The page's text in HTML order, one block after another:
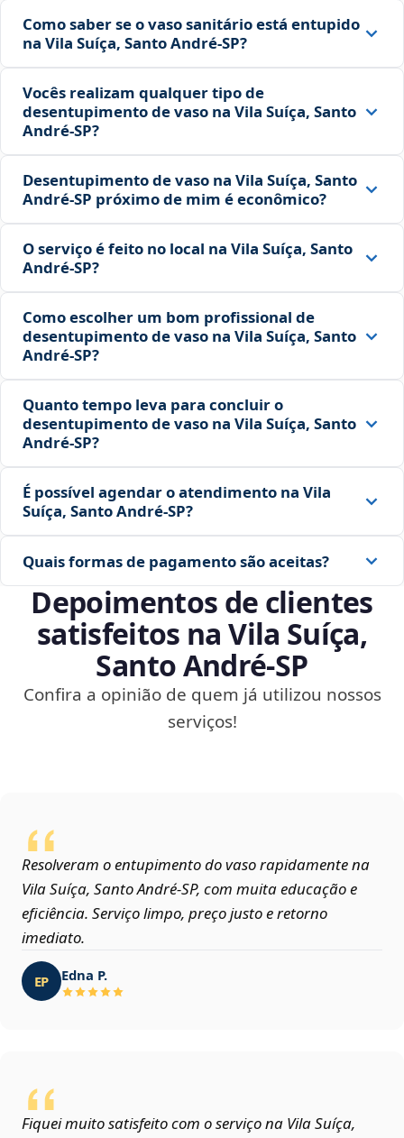
Como saber se o vaso sanitário está entupido
na Vila Suíça, Santo André‑SP?
Vocês realizam qualquer tipo de
desentupimento de vaso na Vila Suíça, Santo
André‑SP?
Desentupimento de vaso na Vila Suíça, Santo
André‑SP próximo de mim é econômico?
O serviço é feito no local na Vila Suíça, Santo
André‑SP?
Como escolher um bom profissional de
desentupimento de vaso na Vila Suíça, Santo
André‑SP?
Quanto tempo leva para concluir o
desentupimento de vaso na Vila Suíça, Santo
André‑SP?
É possível agendar o atendimento na Vila
Suíça, Santo André‑SP?
Quais formas de pagamento são aceitas?
Depoimentos de clientes
satisfeitos na Vila Suíça,
Santo André‑SP
Confira a opinião de quem já utilizou nossos
serviços!
Resolveram o entupimento do vaso rapidamente na
Vila Suíça, Santo André‑SP, com muita educação e
eficiência. Serviço limpo, preço justo e retorno
imediato.
EP Edna P.
Fiquei muito satisfeito com o serviço na Vila Suíça,